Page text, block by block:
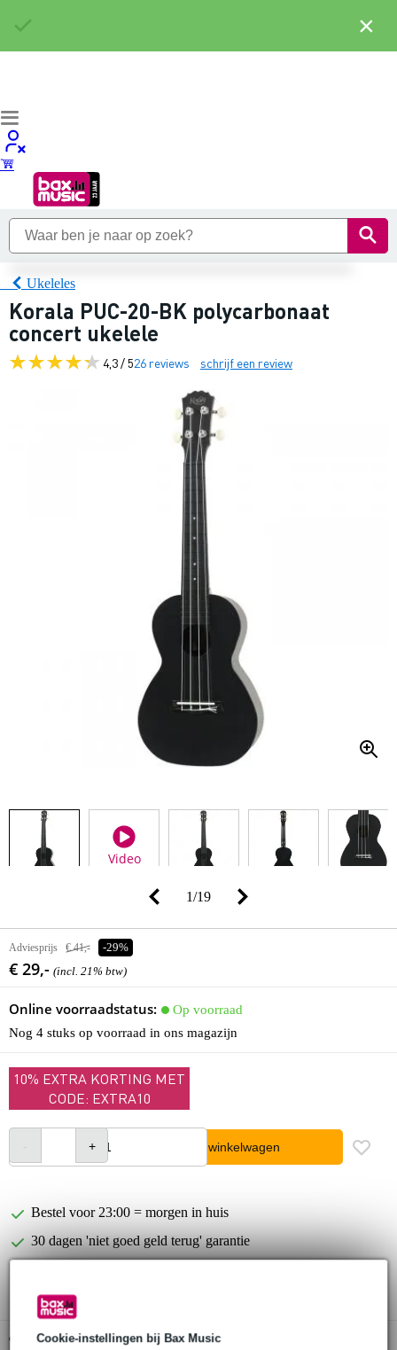
Cookie-instellingen bij Bax Music
Ukeleles
Korala PUC-20-BK polycarbonaat
concert ukelele
4,3 / 526 reviews schrijf een review
Video
1/19
Adviesprijs € 41,- -29%
€ 29,- (incl. 21% btw)
Online voorraadstatus:
Op voorraad
Nog 4 stuks op voorraad in ons magazijn
10% EXTRA KORTING MET
CODE: EXTRA10
In winkelwagen
Bestel voor 23:00 = morgen in huis
30 dagen 'niet goed geld terug' garantie
Gratis ophalen in de winkel
×